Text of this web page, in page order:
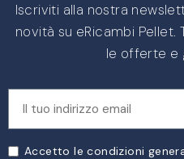
Iscriviti alla nostra
novità su eRicambi Pellet.
le offerte e
Accetto le condizioni